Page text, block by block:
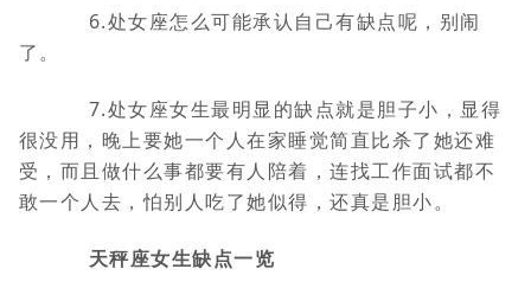
6.处女座怎么可能承认自己有缺点呢，别闹
了。
7.处女座女生最明显的缺点就是胆子小，显得
很没用，晚上要她一个人在家睡觉简直比杀了她还难
受，而且做什么事都要有人陪着，连找工作面试都不
敢一个人去，怕别人吃了她似得，还真是胆小。
天秤座女生缺点一览